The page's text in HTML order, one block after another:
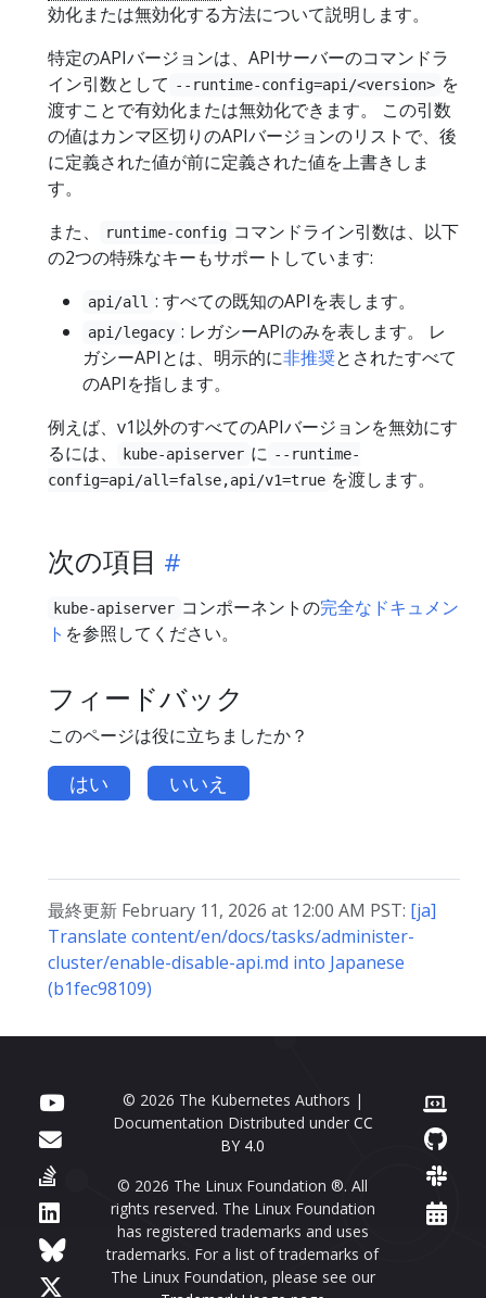
効化または無効化する方法について説明します。
特定のAPIバージョンは、APIサーバーのコマンドラ
イン引数として --runtime-config=api/<version> を
渡すことで有効化または無効化できます。 この引数
の値はカンマ区切りのAPIバージョンのリストで、後
に定義された値が前に定義された値を上書きしま
す。
また、
runtime-config コマンドライン引数は、以下
の2つの特殊なキーもサポートしています:
api/all : すべての既知のAPIを表します。
api/legacy : レガシーAPIのみを表します。 レ
ガシーAPIとは、明示的に非推奨とされたすべて
のAPIを指します。
例えば、v1以外のすべてのAPIバージョンを無効にす
るには、
kube-apiserver に --runtime-
config=api/all=false,api/v1=true を渡します。
次の項目
kube-apiserver コンポーネントの完全なドキュメン
ト を参照してください。
フィードバック
このページは役に立ちましたか？
はい いいえ
最終更新 February 11, 2026 at 12:00 AM PST: [ja]
Translate content/en/docs/tasks/administer-
cluster/enable-disable-api.md into Japanese
(b1fec98109)
© 2026 The Kubernetes Authors |
Documentation Distributed under CC
BY 4.0
© 2026 The Linux Foundation ®. All
rights reserved. The Linux Foundation
has registered trademarks and uses
trademarks. For a list of trademarks of
The Linux Foundation, please see our